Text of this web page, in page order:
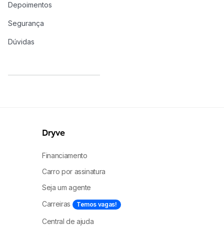
Depoimentos
Segurança
Dúvidas
Dryve
Financiamento
Carro por assinatura
Seja um agente
Carreiras
Temos vagas!
Central de ajuda